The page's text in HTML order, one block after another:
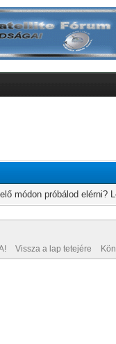
módon próbálod elérni?
Vissza a lap tetejére